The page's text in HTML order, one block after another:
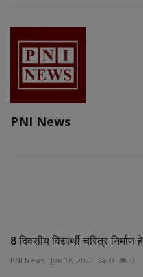
PNI News
8 दिवसीय विद्यार्थी चरित्र
PNI News Jun 18, 2022 0 0